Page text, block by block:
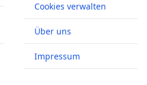
Cookies verwalten
Über uns
Impressum